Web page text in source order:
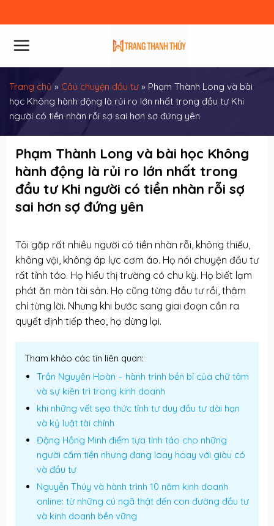
to
content
Trang chủ » Câu chuyện đầu tư » Phạm Thành Long và bài
học Không hành động là rủi ro lớn nhất trong đầu tư Khi
người có tiền nhàn rỗi sợ sai hơn sợ đứng yên
Phạm Thành Long và bài học Không
hành động là rủi ro lớn nhất trong
đầu tư Khi người có tiền nhàn rỗi sợ
sai hơn sợ đứng yên
Tôi gặp rất nhiều người có tiền nhàn rỗi, không thiếu,
không vội, không áp lực cơm áo. Họ nói chuyện đầu tư
rất tỉnh táo. Họ hiểu thị trường có chu kỳ. Họ biết lạm
phát ăn mòn tài sản. Họ cũng từng đầu tư rồi, thậm
chí từng lời. Nhưng khi bước sang giai đoạn cần ra
quyết định tiếp theo, họ dừng lại.
Tham khảo các tin liên quan:
Trần Nguyên Hoàn – hành trình bền bỉ của chữ tâm
và sự kiên trì trong kinh doanh
khi những vết sẹo thức tỉnh tư duy đầu tư dài hạn
và kỷ luật tài chính
Đặng Hồng Minh điểm tựa tỉnh táo cho những
người cầm tiền nhưng đang loay hoay với giàu có
và đầu tư
Nguyễn Thúy và hành trình 10 năm kinh doanh
online: từ những cú ngã thật đến con đường đầu tư
và kinh doanh bền vững